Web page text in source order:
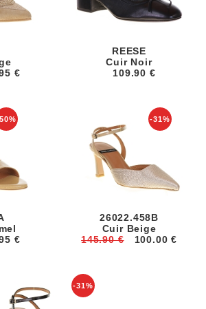
€
REESE
Cuir Noir
109.90 €
€
-31%
26022.458B
Cuir Beige
145.90 €
100.00 €
-31%